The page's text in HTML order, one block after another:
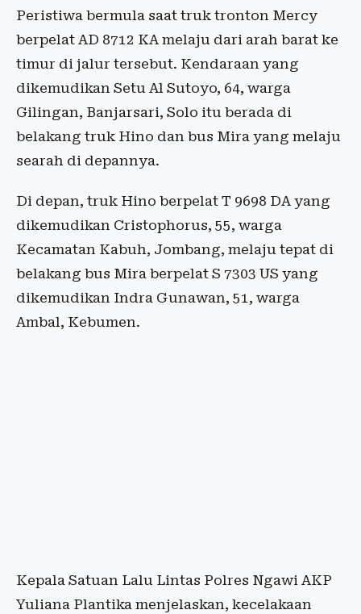
Peristiwa bermula saat truk tronton Mercy
berpelat AD 8712 KA melaju dari arah barat ke
timur di jalur tersebut. Kendaraan yang
dikemudikan Setu Al Sutoyo, 64, warga
Gilingan, Banjarsari, Solo itu berada di
belakang truk Hino dan bus Mira yang melaju
searah di depannya.
Di depan, truk Hino berpelat T 9698 DA yang
dikemudikan Cristophorus, 55, warga
Kecamatan Kabuh, Jombang, melaju tepat di
belakang bus Mira berpelat S 7303 US yang
dikemudikan Indra Gunawan, 51, warga
Ambal, Kebumen.
Kepala Satuan Lalu Lintas Polres Ngawi AKP
Yuliana Plantika menjelaskan, kecelakaan